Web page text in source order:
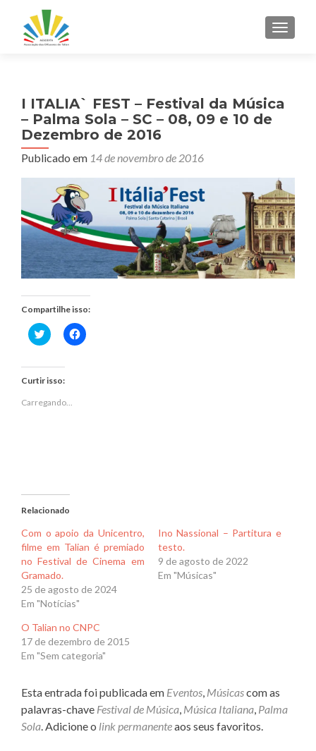
I ITALIA` FEST – Festival da Música
– Palma Sola – SC – 08, 09 e 10 de
Dezembro de 2016
Publicado em 14 de novembro de 2016
Compartilhe isso:
Clique
para
Twitter(abre
em
nova
janela)
Clique
para
Curtir isso:
Carregando...
Relacionado
Com o apoio da Unicentro,
filme em Talian é premiado
no Festival de Cinema em
Gramado.
25 de agosto de 2024
Em "Notícias"
Ino Nassional – Partitura e
testo.
9 de agosto de 2022
Em "Músicas"
O Talian no CNPC
17 de dezembro de 2015
Em "Sem categoria"
Esta entrada foi publicada em Eventos, Músicascom as
palavras-chave Festival de Música, Música Italiana, Palma
Sola. Adicione o link permanenteaos seus favoritos.